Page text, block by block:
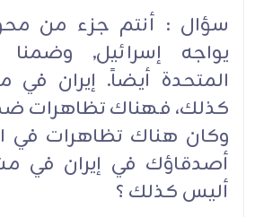
سؤال : أنتم جزء من
يواجه إسرائيل, وضمنا
المتحدة أيضاً. إيران
كذلك، فهناك تظاهرات
وكان هناك تظاهرات في
أصدقاؤك في إيران في
أليس كذلك ؟